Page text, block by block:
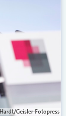
Geisler-Fotopress